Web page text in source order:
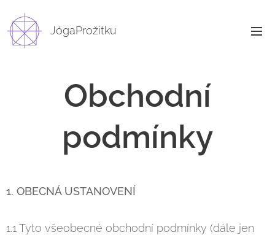
JógaProžitku
Obchodní
podmínky
1. OBECNÁ USTANOVENÍ
1.1 Tyto všeobecné obchodní podmínky (dále jen